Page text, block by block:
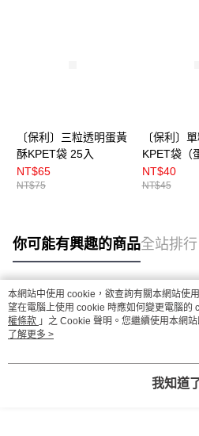
〔保利〕三粒透明蛋黃
酥KPET袋 25入
NT$65
NT$75
〔保利〕
KPET袋（
塔袋） 25入
NT$40
NT$45
你可能有興趣的商品全站排行
熱門標籤
本網站中使用 cookie，欲查詢有關本網站使
望在電腦上使用 cookie 時應如何變更電腦的
權條款 」之 Cookie 聲明。您繼續使用本網
用條款之 Cookie 聲明使用 cookie。
了解更多 >
我知道